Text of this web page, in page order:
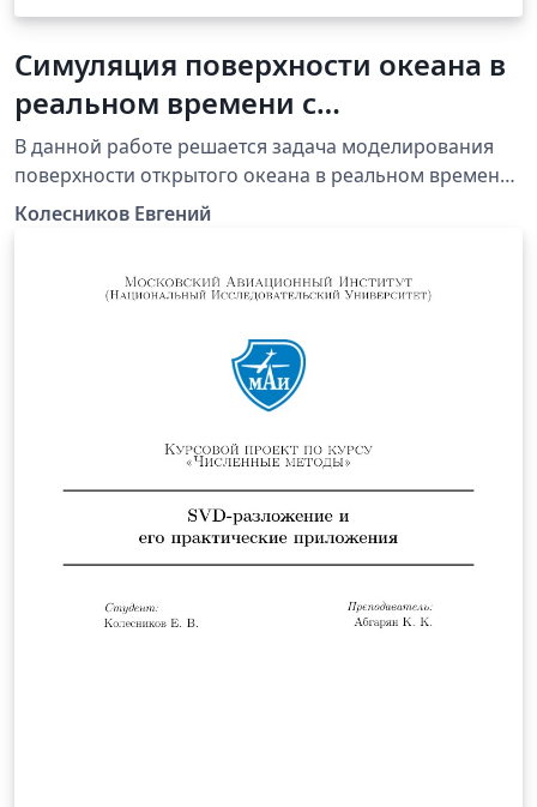
Симуляция поверхности океана в
реальном времени с
использованием GPU
В данной работе решается задача моделирования
поверхности открытого океана в реальном времени
с использованием GPU для вычисления поля высот.
Колесников Евгений